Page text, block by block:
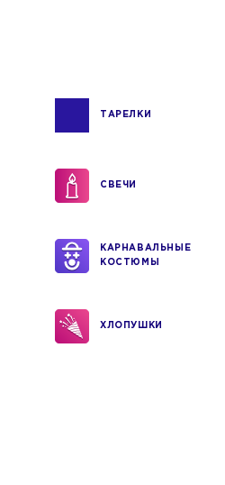
ТАРЕЛКИ
СВЕЧИ
КАРНАВАЛЬНЫЕ
КОСТЮМЫ
ХЛОПУШКИ